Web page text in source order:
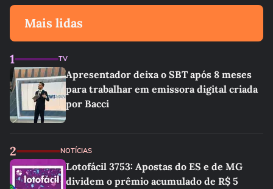
Mais lidas
1 TV
Apresentador deixa o SBT após 8 meses
para trabalhar em emissora digital criada
por Bacci
2 NOTÍCIAS
Lotofácil 3753: Apostas do ES e de MG
dividem o prêmio acumulado de R$ 5